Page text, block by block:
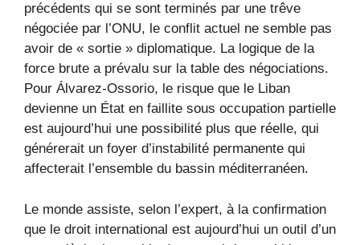
précédents qui se sont terminés par une trêve
négociée par l’ONU, le conflit actuel ne semble pas
avoir de « sortie » diplomatique. La logique de la
force brute a prévalu sur la table des négociations.
Pour Álvarez-Ossorio, le risque que le Liban
devienne un État en faillite sous occupation partielle
est aujourd’hui une possibilité plus que réelle, qui
générerait un foyer d’instabilité permanente qui
affecterait l’ensemble du bassin méditerranéen.
Le monde assiste, selon l’expert, à la confirmation
que le droit international est aujourd’hui un outil d’un